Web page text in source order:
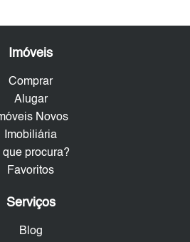
Imóveis
Comprar
Alugar
Novos
Imobiliária
que procura?
Favoritos
Serviços
Blog